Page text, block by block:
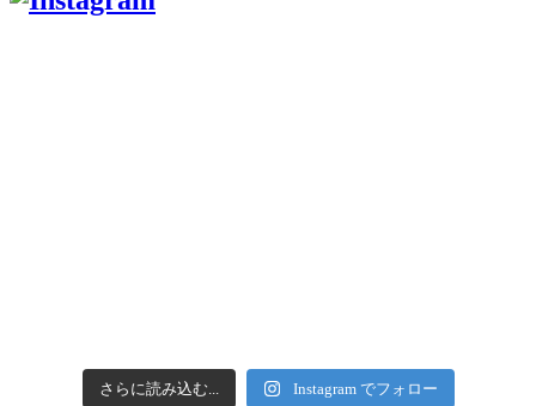
さらに読み込む... Instagram でフォロー